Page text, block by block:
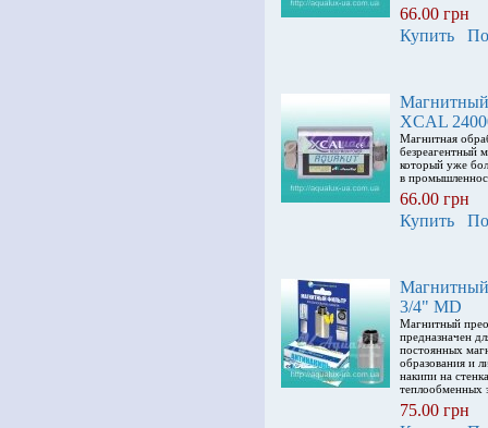
66.00 грн
Купить
XCAL
Магнитная
безреагентный
который уже
в
66.00 грн
Купить
3/4" MD
Магнитный
предназначен
постоянных
образования и
накипи на
теплообменных
75.00 грн